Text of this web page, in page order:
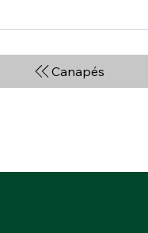
Canapés